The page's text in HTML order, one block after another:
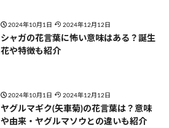
2024年10月1日 2024年12月12日
シャガの花言葉に怖い意味はある？誕生
花や特徴も紹介
2024年10月1日 2024年12月12日
ヤグルマギク(矢車菊)の花言葉は？意味
や由来・ヤグルマソウとの違いも紹介